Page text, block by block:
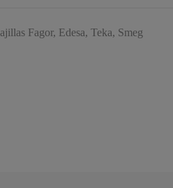
Fagor, Edesa, Teka, Smeg